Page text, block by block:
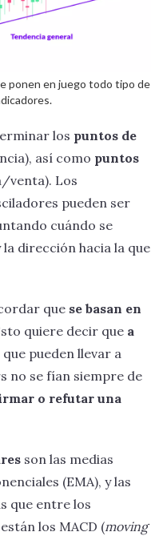
ponen en juego todo tipo de
los puntos de
así como puntos
venta). Los
pueden ser
cuándo se
dirección hacia la que
que se basan en
quiere decir que a
que pueden llevar a
no se fían siempre de
o refutar una
son las medias
(EMA), y las
que entre los
están los MACD (moving